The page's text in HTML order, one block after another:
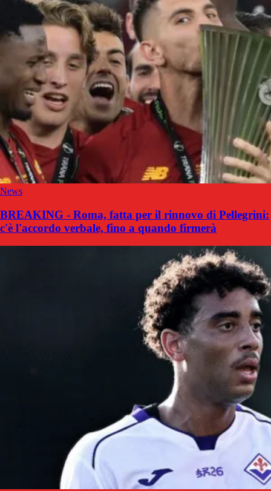
News
BREAKING - Roma, fatta per il rinnovo di Pellegrini:
c'è l'accordo verbale, fino a quando firmerà